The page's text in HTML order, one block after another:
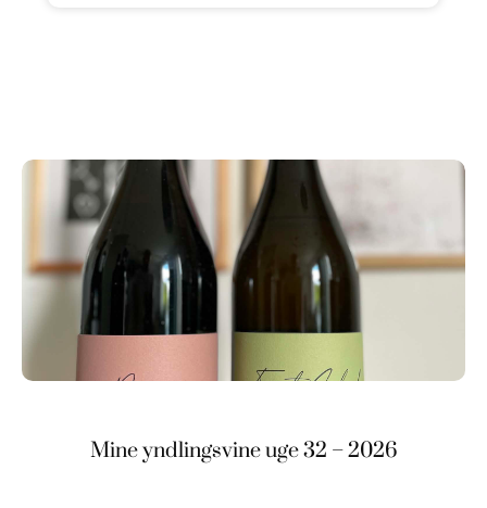
Mine yndlingsvine uge 32 – 2026